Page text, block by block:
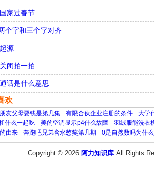
家过春节
个字和三个字对齐
源
闭拍一拍
话是什么意思
欢
友父母要钱是第几集 有限合伙企业注册的条件 大学
什么一起吃
美的空调显示p4什么故障 羽绒服能洗衣
由来
奔跑吧兄弟含水憋笑第几期 0是自然数吗为什么
Copyright © 2026 阿力知识库All Rights